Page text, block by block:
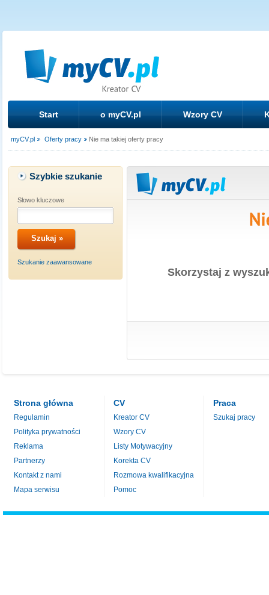
Start o myCV.pl Wzory CV
myCV.pl Oferty pracy Nie ma takiej oferty pracy
Szybkie szukanie
Słowo kluczowe
Szukanie zaawansowane
Skorzystaj z
Strona główna
Regulamin
Polityka prywatności
Reklama
Partnerzy
Kontakt z nami
Mapa serwisu
CV
Kreator CV
Wzory CV
Listy Motywacyjny
Korekta CV
Rozmowa kwalifikacyjna
Pomoc
Praca
Szukaj pracy